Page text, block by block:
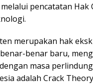
pencatatan Hak
merupakan hak
benar baru,
masa
adalah Crack